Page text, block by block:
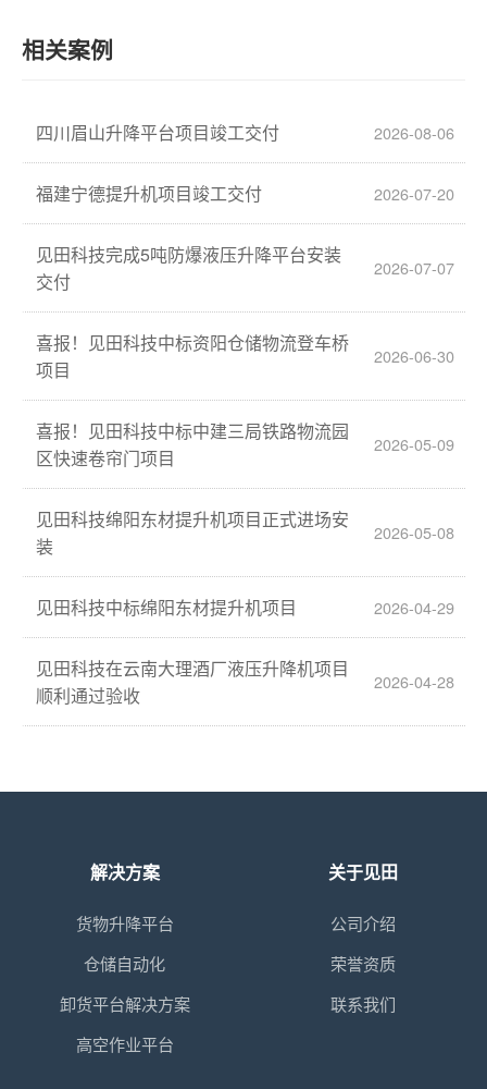
相关案例
四川眉山升降平台项目竣工交付 2026-08-06
福建宁德提升机项目竣工交付 2026-07-20
见田科技完成5吨防爆液压升降平台安装
交付
2026-07-07
喜报！见田科技中标资阳仓储物流登车桥
项目
2026-06-30
喜报！见田科技中标中建三局铁路物流园
区快速卷帘门项目
2026-05-09
见田科技绵阳东材提升机项目正式进场安
装
2026-05-08
见田科技中标绵阳东材提升机项目 2026-04-29
见田科技在云南大理酒厂液压升降机项目
顺利通过验收
2026-04-28
解决方案
货物升降平台
仓储自动化
卸货平台解决方案
高空作业平台
关于见田
公司介绍
荣誉资质
联系我们